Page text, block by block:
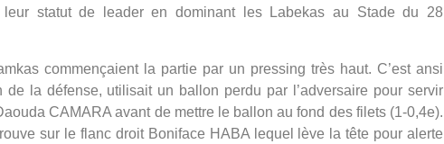
statut de leader en dominant les Labekas au Stade du 28
commençaient la partie par un pressing très haut. C’est ansi
la défense, utilisait un ballon perdu par l’adversaire pour servir
CAMARA avant de mettre le ballon au fond des filets (1-0,4e).
sur le flanc droit Boniface HABA lequel lève la tête pour alerte